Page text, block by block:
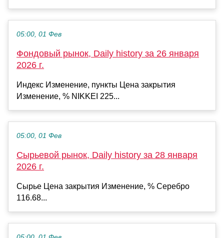
05:00, 01 Фев
Фондовый рынок, Daily history за 26 января
2026 г.
Индекс Изменение, пункты Цена закрытия
Изменение, % NIKKEI 225...
05:00, 01 Фев
Сырьевой рынок, Daily history за 28 января
2026 г.
Сырье Цена закрытия Изменение, % Серебро
116.68...